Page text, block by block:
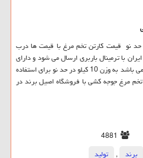
کشی در حد نو قیمت کارتن تخم مرغ با قیمت ها درب
با ترمینال باربری ارسال می شود و دارای
شانه جوجه کشی هر بسته ای 100 تایی می باشد به وزن 10 کیلو در حد نو برای استفاده
تخم مرغ جوجه کشی با فروشگاه اصیل برند در
4881
برند ,
تولید